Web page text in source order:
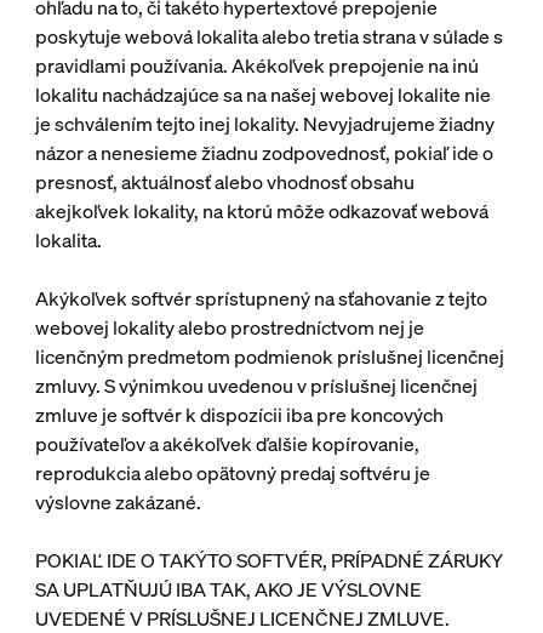
ohľadu na to, či takéto hypertextové prepojenie
poskytuje webová lokalita alebo tretia strana v súlade s
pravidlami používania. Akékoľvek prepojenie na inú
lokalitu nachádzajúce sa na našej webovej lokalite nie
je schválením tejto inej lokality. Nevyjadrujeme žiadny
názor a nenesieme žiadnu zodpovednosť, pokiaľ ide o
presnosť, aktuálnosť alebo vhodnosť obsahu
akejkoľvek lokality, na ktorú môže odkazovať webová
lokalita.
Akýkoľvek softvér sprístupnený na sťahovanie z tejto
webovej lokality alebo prostredníctvom nej je
licenčným predmetom podmienok príslušnej licenčnej
zmluvy. S výnimkou uvedenou v príslušnej licenčnej
zmluve je softvér k dispozícii iba pre koncových
používateľov a akékoľvek ďalšie kopírovanie,
reprodukcia alebo opätovný predaj softvéru je
výslovne zakázané.
POKIAĽ IDE O TAKÝTO SOFTVÉR, PRÍPADNÉ ZÁRUKY
SA UPLATŇUJÚ IBA TAK, AKO JE VÝSLOVNE
UVEDENÉ V PRÍSLUŠNEJ LICENČNEJ ZMLUVE.